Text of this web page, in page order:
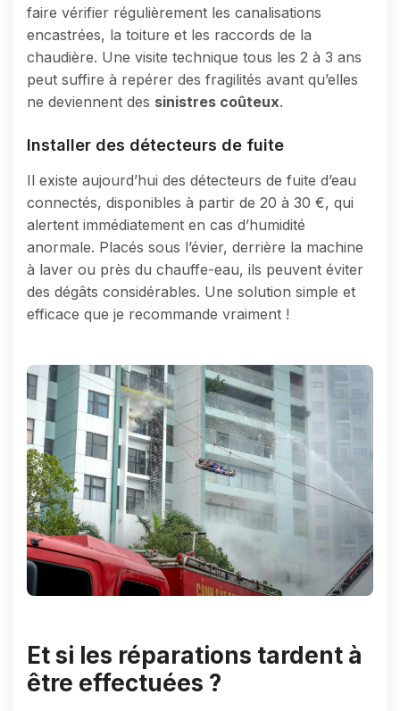
faire vérifier régulièrement les canalisations
encastrées, la toiture et les raccords de la
chaudière. Une visite technique tous les 2 à 3 ans
peut suffire à repérer des fragilités avant qu’elles
ne deviennent des sinistres coûteux.
Installer des détecteurs de fuite
Il existe aujourd’hui des détecteurs de fuite d’eau
connectés, disponibles à partir de 20 à 30 €, qui
alertent immédiatement en cas d’humidité
anormale. Placés sous l’évier, derrière la machine
à laver ou près du chauffe-eau, ils peuvent éviter
des dégâts considérables. Une solution simple et
efficace que je recommande vraiment !
Et si les réparations tardent à
être effectuées ?